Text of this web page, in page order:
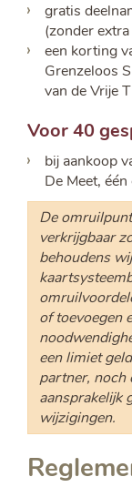
gratis
(zonder
een korting
Grenzeloos
van de Vrije
Voor 40
bij aankoop
De Meet,
De
verkrijgbaar
behoudens
of toevoegen
een limiet
partner, noch
aansprakelijk
wijzigingen.